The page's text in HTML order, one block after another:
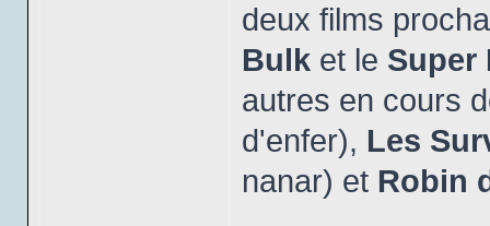
deux films
Bulk et le Super
autres en cours
d'enfer), Les
nanar) et Robin